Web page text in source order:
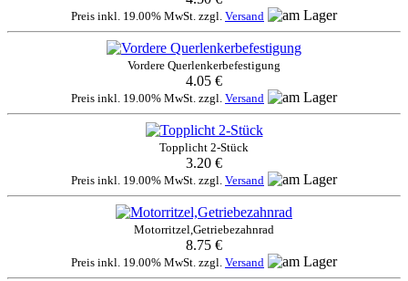
Preis inkl. 19.00% MwSt. zzgl. Versand
Vordere Querlenkerbefestigung
4.05 €
Preis inkl. 19.00% MwSt. zzgl. Versand
Topplicht 2-Stück
3.20 €
Preis inkl. 19.00% MwSt. zzgl. Versand
Motorritzel,Getriebezahnrad
8.75 €
Preis inkl. 19.00% MwSt. zzgl. Versand